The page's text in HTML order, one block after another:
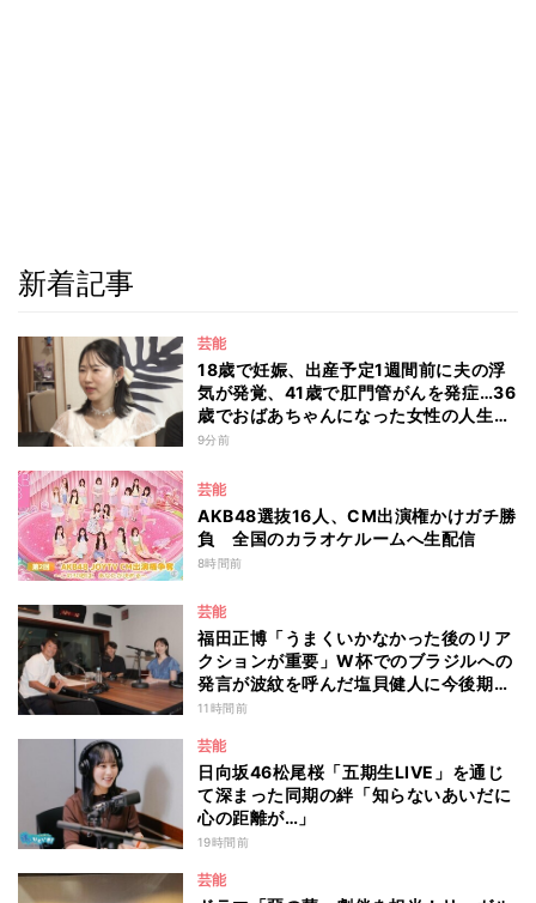
新着記事
芸能
18歳で妊娠、出産予定1週間前に夫の浮
気が発覚、41歳で肛門管がんを発症…36
歳でおばあちゃんになった女性の人生に
島田珠代も思わず涙 『愛のハイエナ
9分前
芸能
AKB48選抜16人、CM出演権かけガチ勝
負 全国のカラオケルームへ生配信
8時間前
芸能
福田正博「うまくいかなかった後のリア
クションが重要」W杯でのブラジルへの
発言が波紋を呼んだ塩貝健人に今後期待
することは？
11時間前
芸能
日向坂46松尾桜「五期生LIVE」を通じ
て深まった同期の絆「知らないあいだに
心の距離が…」
19時間前
芸能